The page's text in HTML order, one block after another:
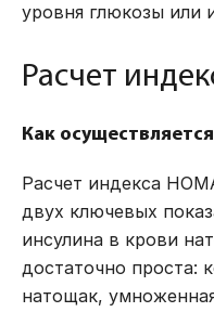
уровня глюкозы или
Расчет
Как
Расчет индекса
двух ключевых
инсулина в крови
достаточно проста:
натощак,